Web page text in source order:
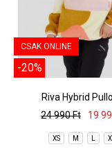
CSAK ONLINE
-20%
Riva Hybrid
24 990 Ft
19
XS M L